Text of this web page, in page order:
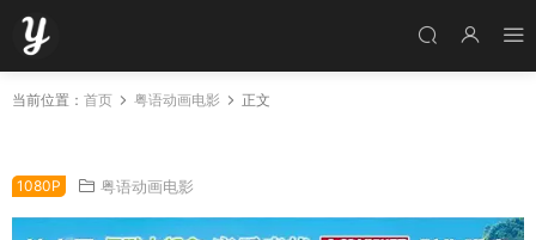
当前位置： 首页 粤语动画电影 正文
1080P 粤语动画电影